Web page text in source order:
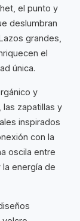
el punto y
deslumbran
grandes,
el
única.
y
zapatillas y
inspirados
con la
oscila entre
energía de